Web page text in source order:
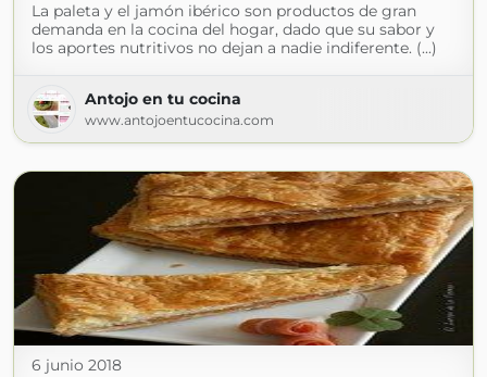
La paleta y el jamón ibérico son productos de gran
demanda en la cocina del hogar, dado que su sabor y
los aportes nutritivos no dejan a nadie indiferente. (...)
Antojo en tu cocina
www.antojoentucocina.com
6 junio 2018